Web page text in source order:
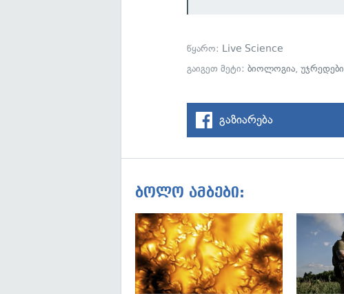
წყარო: Live Science
გაიგეთ მეტი:ბიოლოგია,უჯრედები
გაზიარება
ბოლო ამბები: